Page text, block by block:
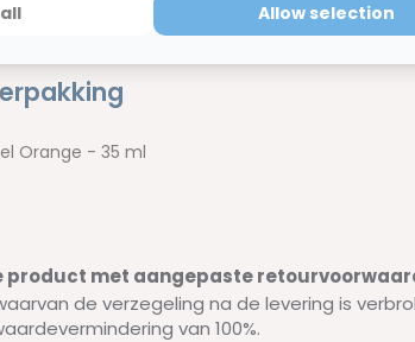
Orange - 35 ml
product met aangepaste
de verzegeling na de levering is
van 100%.
Allow selection